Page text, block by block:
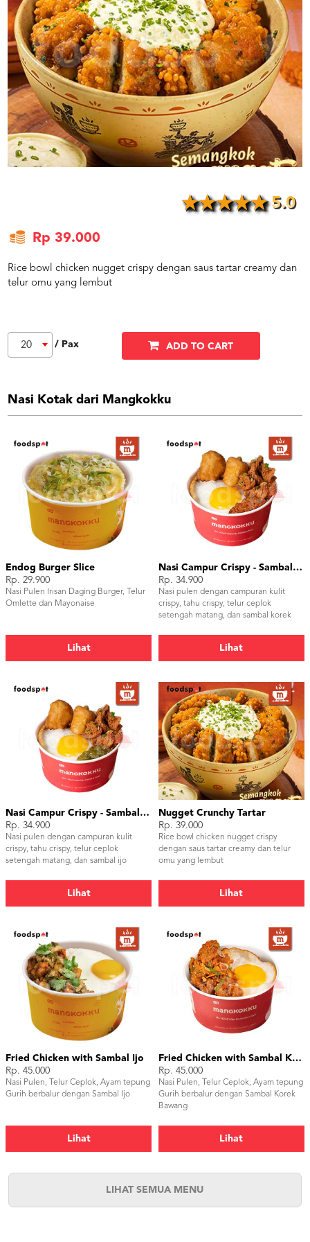
US
CATERERS
BLOG
TERMS
&
CONDITIONS
CALL
CENTER
021
5091
3494
5.0
Rp 39.000
Rice bowl chicken nugget crispy dengan saus tartar creamy dan
telur omu yang lembut
20 / Pax ADD TO CART
Nasi Kotak dari Mangkokku
Endog Burger Slice
Rp. 29.900
Nasi Pulen Irisan Daging Burger, Telur
Omlette dan Mayonaise
Lihat
Nasi Campur Crispy - Sambal Korek
Rp. 34.900
Nasi pulen dengan campuran kulit
crispy, tahu crispy, telur ceplok
setengah matang, dan sambal korek
Lihat
Nasi Campur Crispy - Sambal Ijo
Rp. 34.900
Nasi pulen dengan campuran kulit
crispy, tahu crispy, telur ceplok
setengah matang, dan sambal ijo
Lihat
Nugget Crunchy Tartar
Rp. 39.000
Rice bowl chicken nugget crispy
dengan saus tartar creamy dan telur
omu yang lembut
Lihat
Fried Chicken with Sambal Ijo
Rp. 45.000
Nasi Pulen, Telur Ceplok, Ayam tepung
Gurih berbalur dengan Sambal Ijo
Lihat
Fried Chicken with Sambal Korek Bawang
Rp. 45.000
Nasi Pulen, Telur Ceplok, Ayam tepung
Gurih berbalur dengan Sambal Korek
Bawang
Lihat
LIHAT SEMUA MENU